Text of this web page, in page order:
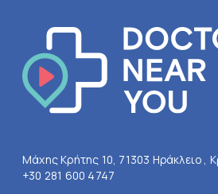
Μάχης Κρήτης 10, 71303 Ηράκλειο ,
+30 281 600 4747